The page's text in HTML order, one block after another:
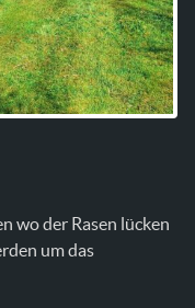
wo der Rasen lücken
um das